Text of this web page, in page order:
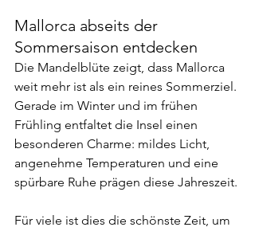
Mallorca abseits der
Sommersaison entdecken
Die Mandelblüte zeigt, dass Mallorca
weit mehr ist als ein reines Sommerziel.
Gerade im Winter und im frühen
Frühling entfaltet die Insel einen
besonderen Charme: mildes Licht,
angenehme Temperaturen und eine
spürbare Ruhe prägen diese Jahreszeit.
Für viele ist dies die schönste Zeit, um